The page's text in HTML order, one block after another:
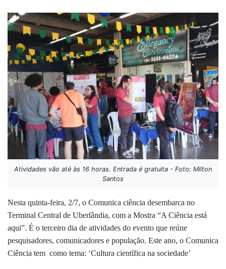
Atividades vão até às 16 horas. Entrada é gratuita - Foto: Milton
Santos
Nesta quinta-feira, 2/7, o Comunica ciência desembarca no
Terminal Central de Uberlândia, com a Mostra “A Ciência está
aqui”. É o terceiro dia de atividades do evento que reúne
pesquisadores, comunicadores e população. Este ano, o Comunica
Ciência tem como tema: ‘Cultura científica na sociedade’